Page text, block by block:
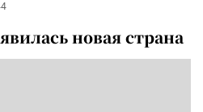
новая страна